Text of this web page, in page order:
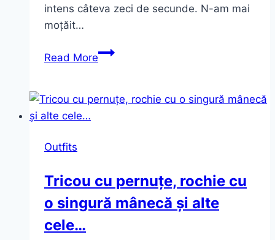
intens câteva zeci de secunde. N-am mai
moțăit…
Read MoreFeeling
Outfits
Tricou cu pernuțe, rochie cu
o singură mânecă și alte
cele…